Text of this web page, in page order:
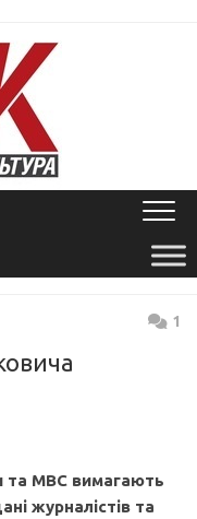
1
та МВС вимагають
журналістів та